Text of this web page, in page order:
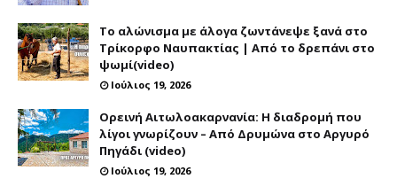
Το αλώνισμα με άλογα ζωντάνεψε ξανά στο
Τρίκορφο Ναυπακτίας | Από το δρεπάνι στο
ψωμί(video)
Ιούλιος 19, 2026
Ορεινή Αιτωλοακαρνανία: Η διαδρομή που
λίγοι γνωρίζουν – Από Δρυμώνα στο Αργυρό
Πηγάδι (video)
Ιούλιος 19, 2026